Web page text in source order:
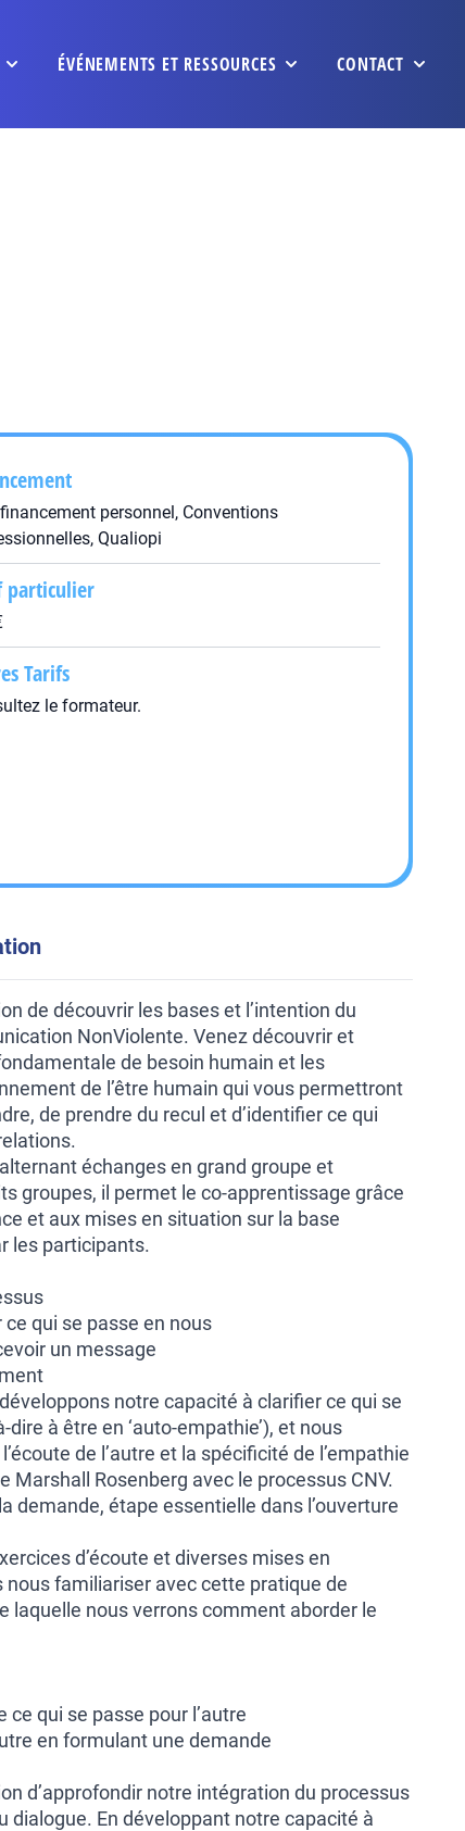
ÉVÉNEMENTS ET RESSOURCES CONTACT
personnel, Conventions
Qualiopi
particulier
Tarifs
le formateur.
de découvrir les bases et l’intention du
NonViolente. Venez découvrir et
de besoin humain et les
de l’être humain qui vous permettront
de prendre du recul et d’identifier ce qui
échanges en grand groupe et
groupes, il permet le co-apprentissage grâce
et aux mises en situation sur la base
les participants.
qui se passe en nous
un message
notre capacité à clarifier ce qui se
dire à être en ‘auto-empathie’), et nous
de l’autre et la spécificité de l’empathie
Marshall Rosenberg avec le processus CNV.
demande, étape essentielle dans l’ouverture
d’écoute et diverses mises en
nous familiariser avec cette pratique de
laquelle nous verrons comment aborder le
qui se passe pour l’autre
en formulant une demande
d’approfondir notre intégration du processus
dialogue. En développant notre capacité à